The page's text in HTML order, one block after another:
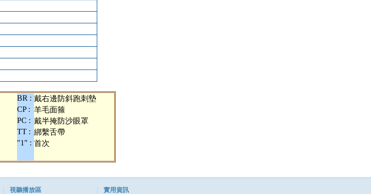
BR : 戴右邊防斜跑刺墊
CP : 羊毛面箍
PC : 戴半掩防沙眼罩
TT : 綁繫舌帶
"1" : 首次
視聽播放區 實用資訊